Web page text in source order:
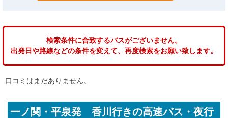
検索条件に合致するバスがございません。
出発日や路線などの条件を変えて、再度検索をお願い致します。
口コミはまだありません。
一ノ関・平泉発 香川行きの高速バス・夜行